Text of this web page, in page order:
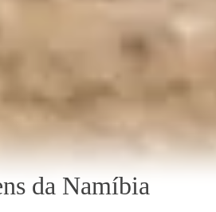
da Namíbia